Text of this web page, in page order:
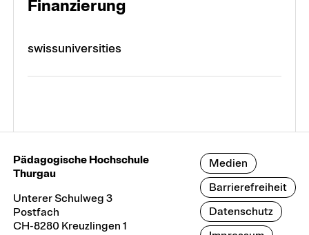
Finanzierung
swissuniversities
Pädagogische Hochschule
Thurgau
Unterer Schulweg 3
Postfach
CH-8280 Kreuzlingen 1
Medien
Barrierefreiheit
Datenschutz